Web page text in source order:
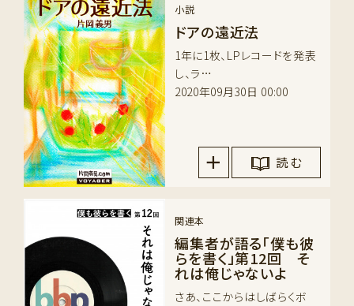
小説
ドアの遠近法
1年に1枚、LPレコードを発表
し、ラ…
2020年09月30日 00:00
読 む
関連本
編集者が語る「僕も彼
らを書く」第12回 そ
れは俺じゃないよ
さあ、ここからはしばらくボ